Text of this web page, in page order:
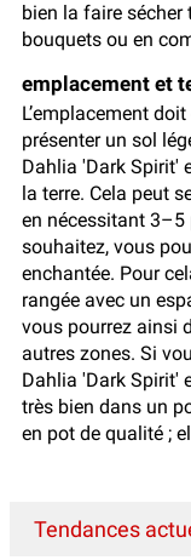
bien la faire
bouquets ou en
emplacement et
L’emplacement
présenter un sol
Dahlia 'Dark Spirit'
la terre. Cela peut
en nécessitant 3–5
souhaitez, vous
enchantée. Pour
rangée avec un
vous pourrez ainsi
autres zones. Si
Dahlia 'Dark Spirit'
très bien dans un
en pot de qualité ;
Tendances